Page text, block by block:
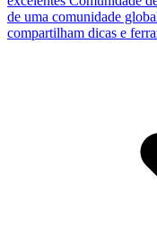
de uma comunidade
compartilham dicas e